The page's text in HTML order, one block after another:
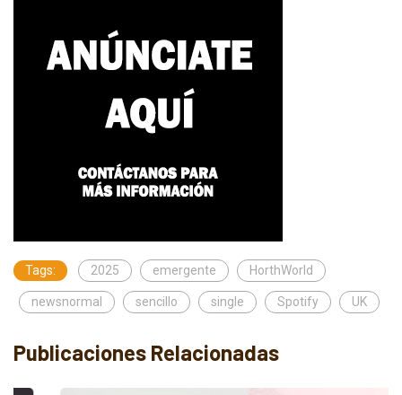
Tags: 2025 emergente HorthWorld
newsnormal sencillo single Spotify UK
Publicaciones Relacionadas